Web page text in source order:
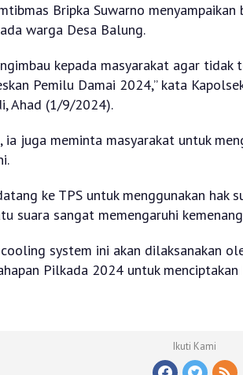
Bripka Suwarno
warga Desa Balung.
kepada masyarakat agar
Pemilu Damai 2024,” kata
Ahad (1/9/2024).
ia juga meminta masyarakat untuk
ke TPS untuk menggunakan hak
suara sangat memengaruhi
system ini akan dilaksanakan
Pilkada 2024 untuk menciptakan
Ikuti Kami